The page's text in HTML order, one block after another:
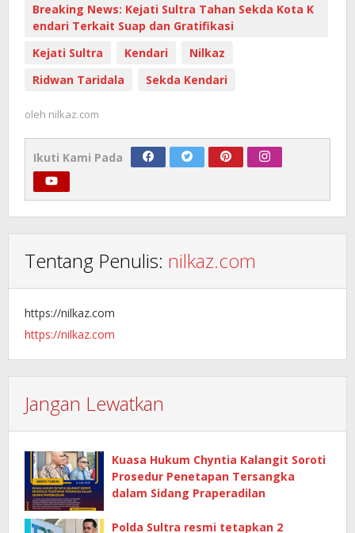
Breaking News: Kejati Sultra Tahan Sekda Kota K
endari Terkait Suap dan Gratifikasi
Kejati Sultra
Kendari
Nilkaz
Ridwan Taridala
Sekda Kendari
oleh nilkaz.com
Ikuti Kami Pada
Tentang Penulis: nilkaz.com
https://nilkaz.com
https://nilkaz.com
Jangan Lewatkan
Kuasa Hukum Chyntia Kalangit Soroti
Prosedur Penetapan Tersangka
dalam Sidang Praperadilan
Polda Sultra resmi tetapkan 2